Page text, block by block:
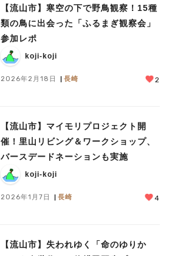
【流山市】寒空の下で野鳥観察！15種
類の鳥に出会った「ふるまぎ観察会」
参加レポ
koji-koji
2026年2月18日 長崎 2
【流山市】マイモリプロジェクト開
催！里山リビング＆ワークショップ、
バースデードネーションも実施
koji-koji
2026年1月7日 長崎 4
【流山市】失われゆく「命のゆりか